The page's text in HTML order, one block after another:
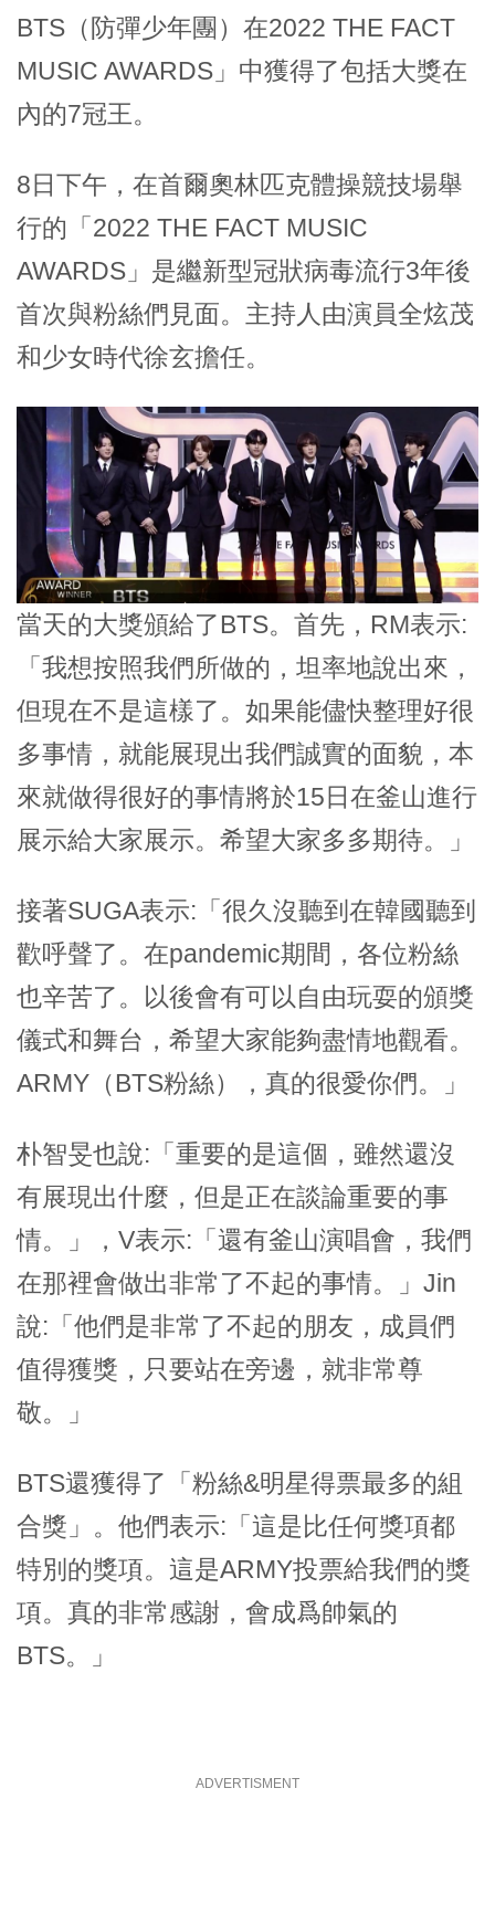
BTS（防彈少年團）在2022 THE FACT
MUSIC AWARDS」中獲得了包括大獎在
內的7冠王。
8日下午，在首爾奧林匹克體操競技場舉
行的「2022 THE FACT MUSIC
AWARDS」是繼新型冠狀病毒流行3年後
首次與粉絲們見面。主持人由演員全炫茂
和少女時代徐玄擔任。
當天的大獎頒給了BTS。首先，RM表示:
「我想按照我們所做的，坦率地說出來，
但現在不是這樣了。如果能儘快整理好很
多事情，就能展現出我們誠實的面貌，本
來就做得很好的事情將於15日在釜山進行
展示給大家展示。希望大家多多期待。」
接著SUGA表示:「很久沒聽到在韓國聽到
歡呼聲了。在pandemic期間，各位粉絲
也辛苦了。以後會有可以自由玩耍的頒獎
儀式和舞台，希望大家能夠盡情地觀看。
ARMY（BTS粉絲），真的很愛你們。」
朴智旻也說:「重要的是這個，雖然還沒
有展現出什麼，但是正在談論重要的事
情。」，V表示:「還有釜山演唱會，我們
在那裡會做出非常了不起的事情。」Jin
說:「他們是非常了不起的朋友，成員們
值得獲獎，只要站在旁邊，就非常尊
敬。」
BTS還獲得了「粉絲&明星得票最多的組
合獎」。他們表示:「這是比任何獎項都
特別的獎項。這是ARMY投票給我們的獎
項。真的非常感謝，會成爲帥氣的
BTS。」
ADVERTISMENT